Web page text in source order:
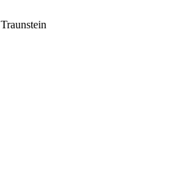
Traunstein